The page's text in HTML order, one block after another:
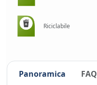
Riciclabile
Panoramica FAQ